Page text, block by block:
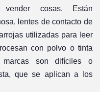
vender cosas. Están
lentes de contacto de
utilizadas para leer
con polvo o tinta
son difíciles o
que se aplican a los